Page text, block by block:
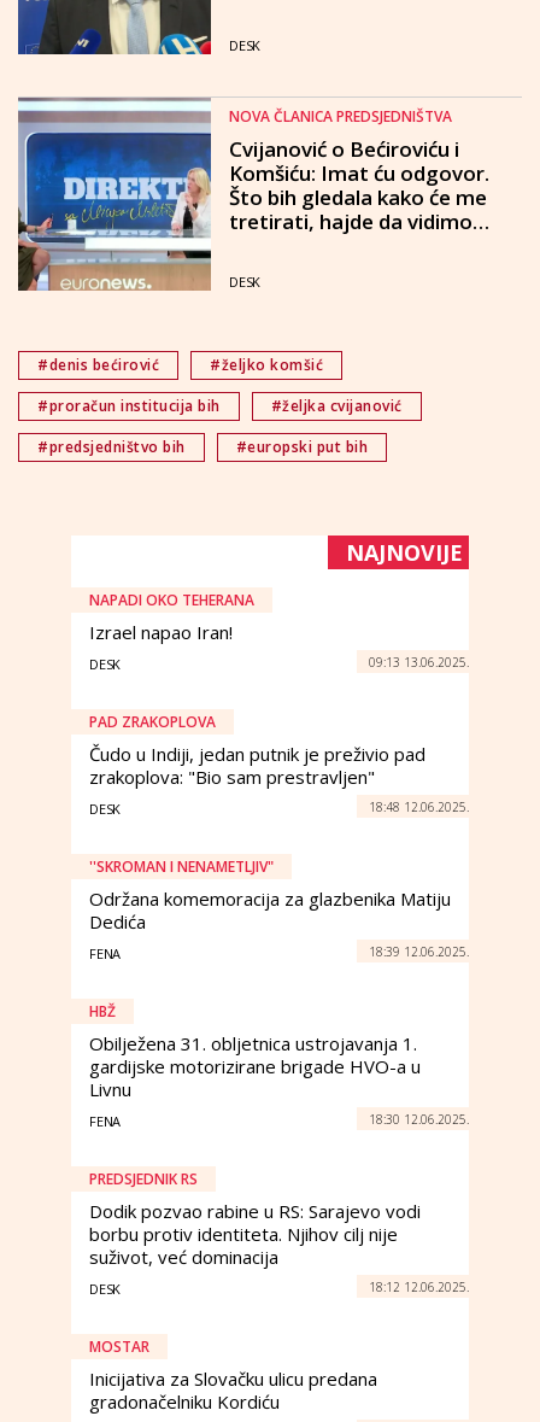
DESK
NOVA ČLANICA PREDSJEDNIŠTVA
Cvijanović o Bećiroviću i
Komšiću: Imat ću odgovor.
Što bih gledala kako će me
tretirati, hajde da vidimo
DESK
#denis bećirović
#željko komšić
#proračun institucija bih
#željka cvijanović
#predsjedništvo bih
#europski put bih
NAJNOVIJE
NAPADI OKO TEHERANA
Izrael napao Iran!
DESK 09:13 13.06.2025.
PAD ZRAKOPLOVA
Čudo u Indiji, jedan putnik je preživio pad
zrakoplova: "Bio sam prestravljen"
DESK 18:48 12.06.2025.
''SKROMAN I NENAMETLJIV"
Održana komemoracija za glazbenika Matiju
Dedića
FENA 18:39 12.06.2025.
HBŽ
Obilježena 31. obljetnica ustrojavanja 1.
gardijske motorizirane brigade HVO-a u
Livnu
FENA 18:30 12.06.2025.
PREDSJEDNIK RS
Dodik pozvao rabine u RS: Sarajevo vodi
borbu protiv identiteta. Njihov cilj nije
suživot, već dominacija
DESK 18:12 12.06.2025.
MOSTAR
Inicijativa za Slovačku ulicu predana
gradonačelniku Kordiću